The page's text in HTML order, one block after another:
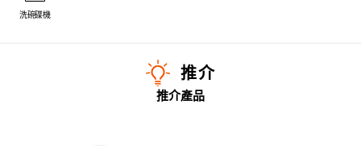
洗碗碟機
推介
推介產品